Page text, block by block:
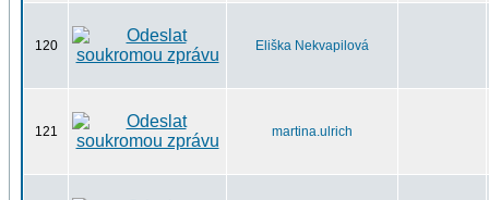
120 Eliška Nekvapilová
121 martina.ulrich